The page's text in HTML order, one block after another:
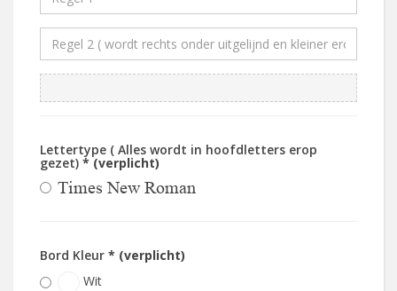
Lettertype ( Alles wordt in hoofdletters erop
gezet) * (verplicht)
Times New Roman
Bord Kleur * (verplicht)
Wit